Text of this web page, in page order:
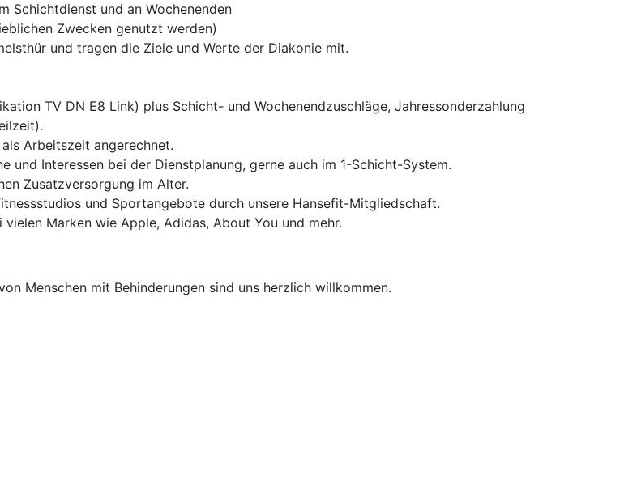
Schichtdienst und an Wochenenden
Zwecken genutzt werden)
und tragen die Ziele und Werte der Diakonie mit.
TV DN E8 Link) plus Schicht- und Wochenendzuschläge, Jahressonderzahlung
Arbeitszeit angerechnet.
und Interessen bei der Dienstplanung, gerne auch im 1-Schicht-System.
Zusatzversorgung im Alter.
und Sportangebote durch unsere Hansefit-Mitgliedschaft.
Marken wie Apple, Adidas, About You und mehr.
Menschen mit Behinderungen sind uns herzlich willkommen.